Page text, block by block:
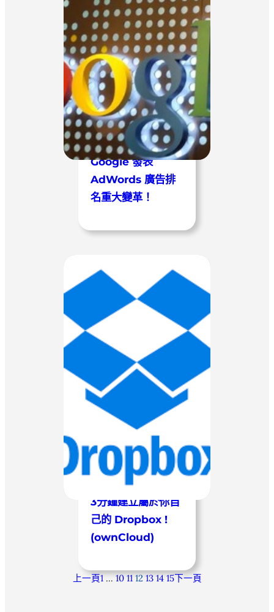
Google 發表
AdWords 廣告排
名重大變革！
3分鐘建立屬於你自
己的 Dropbox !
(ownCloud)
上一頁1 … 10 11 12 13 14 15下一頁